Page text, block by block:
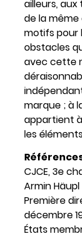
ailleurs, aux
de la
motifs pour
obstacles
avec cette
marque ; à
appartient
les
CJCE, 3e
Armin
Première
décembre
États